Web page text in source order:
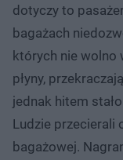
dotyczy to
bagażach
których nie wolno
płyny,
jednak hitem
Ludzie przecierali
bagażowej.